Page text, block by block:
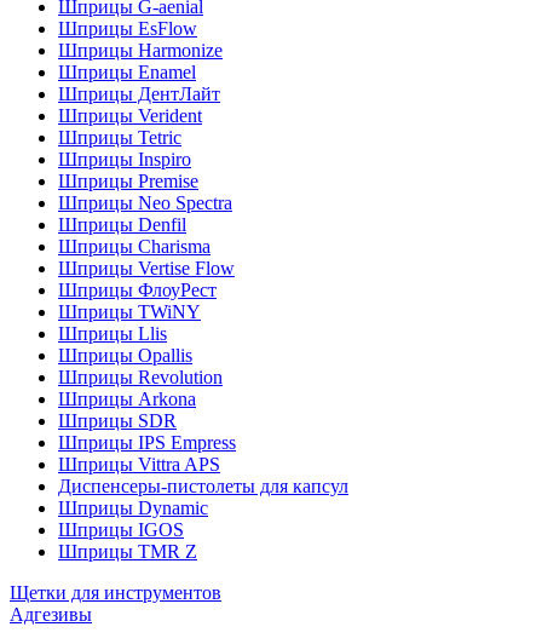
Шприцы G-aenial
Шприцы EsFlow
Шприцы Harmonize
Шприцы Enamel
Шприцы ДентЛайт
Шприцы Verident
Шприцы Tetric
Шприцы Inspiro
Шприцы Premise
Шприцы Neo Spectra
Шприцы Denfil
Шприцы Charisma
Шприцы Vertise Flow
Шприцы ФлоуРест
Шприцы TWiNY
Шприцы Llis
Шприцы Opallis
Шприцы Revolution
Шприцы Arkona
Шприцы SDR
Шприцы IPS Empress
Шприцы Vittra APS
Диспенсеры-пистолеты для капсул
Шприцы Dynamic
Шприцы IGOS
Шприцы TMR Z
Щетки для инструментов
Адгезивы